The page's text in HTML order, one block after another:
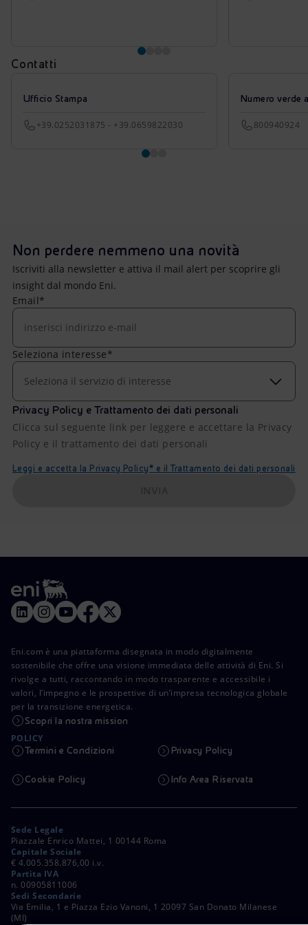
Contatti
Ufficio Stampa
+39.0252031875 - +39.0659822030
Numero verde
800940924
Non perdere nemmeno una novità
Iscriviti alla newsletter e attiva il mail alert per scoprire gli
insight dal mondo Eni.
Email*
Seleziona interesse*
Seleziona il servizio di interesse
Privacy Policy e Trattamento dei dati personali
Clicca sul seguente link per leggere e accettare la Privacy
Policy e il trattamento dei dati personali
Leggi e accetta la Privacy Policy* e il Trattamento dei dati personali
Eni.com è una piattaforma disegnata in modo digitalmente
sostenibile che offre una visione immediata delle attività di Eni. Si
rivolge a tutti, raccontando in modo trasparente e accessibile i
valori, l’impegno e le prospettive di un’impresa tecnologica globale
per la transizione energetica.
Scopri la nostra mission
POLICY
Termini e Condizioni Privacy Policy
Cookie Policy Info Area Riservata
Sede Legale
Piazzale Enrico Mattei, 1 00144 Roma
Capitale Sociale
€ 4.005.358.876,00 i.v.
Partita IVA
n. 00905811006
Sedi Secondarie
Via Emilia, 1 e Piazza Ezio Vanoni, 1 20097 San Donato Milanese
(MI)